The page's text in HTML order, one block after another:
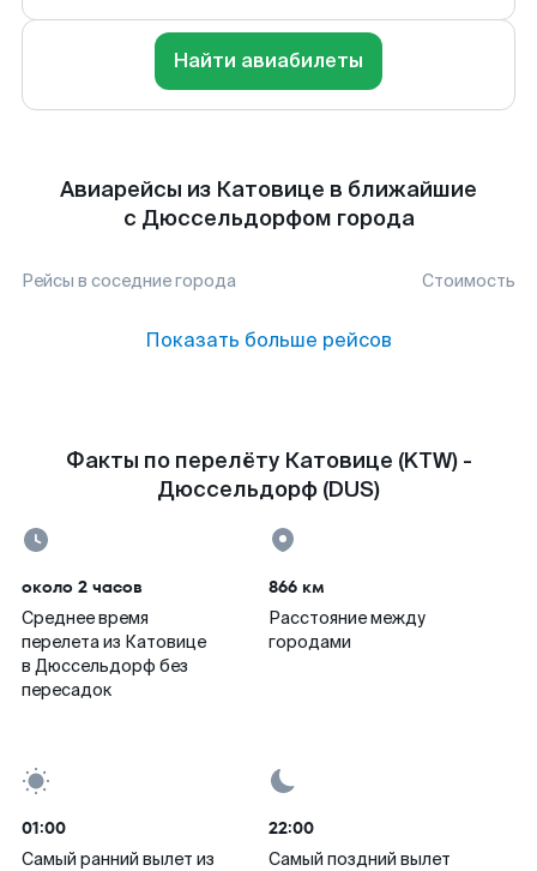
Найти авиабилеты
Авиарейсы из Катовице в ближайшие
с Дюссельдорфом города
Рейсы в соседние города Стоимость
Показать больше рейсов
Факты по перелёту Катовице (KTW) -
Дюссельдорф (DUS)
около 2 часов
Среднее время
перелета из Катовице
в Дюссельдорф без
пересадок
866 км
Расстояние между
городами
01:00
Самый ранний вылет из
22:00
Самый поздний вылет